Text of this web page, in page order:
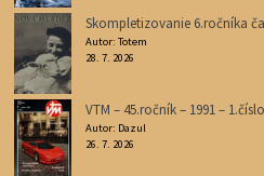
Skompletizovanie 6.ročníka
Autor: Totem
28. 7. 2026
VTM – 45.ročník – 1991 – 1.číslo
Autor: Dazul
26. 7. 2026